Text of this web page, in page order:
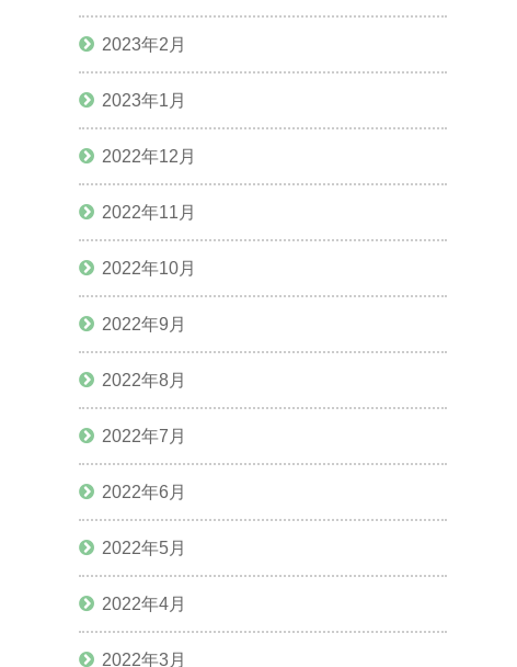
2023年2月
2023年1月
2022年12月
2022年11月
2022年10月
2022年9月
2022年8月
2022年7月
2022年6月
2022年5月
2022年4月
2022年3月